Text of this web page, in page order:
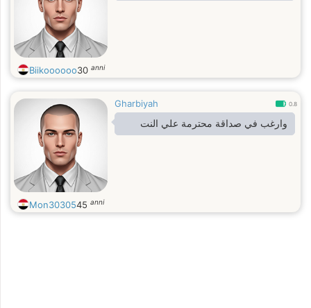
Biikoooooo30 anni
Gharbiyah 0.8
وارغب في صداقة محترمة علي النت
Mon3030545 anni